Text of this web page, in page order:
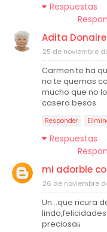
Respuestas
Adita Donaire
25 de noviembre
Carmen te ha
no te quemas
mucho que no
casero besos
Responder
Respuestas
mi adorble
26 de noviembre
Un...que ricura
preciosa¡¡